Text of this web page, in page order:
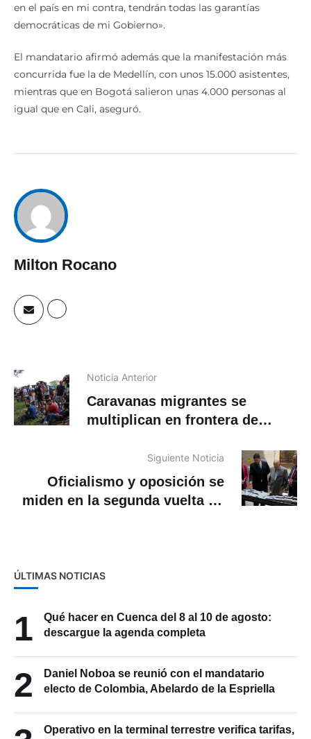
en el país en mi contra, tendrán todas las garantías
democráticas de mi Gobierno».
El mandatario afirmó además que la manifestación más
concurrida fue la de Medellín, con unos 15.000 asistentes,
mientras que en Bogotá salieron unas 4.000 personas al
igual que en Cali, aseguró.
Milton Rocano
Noticia Anterior
Caravanas migrantes se
multiplican en frontera de
Siguiente Noticia
Oficialismo y oposición se
miden en la segunda vuelta de
ÚLTIMAS NOTICIAS
1
Qué hacer en Cuenca del 8 al 10 de agosto:
descargue la agenda completa
2
Daniel Noboa se reunió con el mandatario
electo de Colombia, Abelardo de la Espriella
Operativo en la terminal terrestre verifica tarifas,